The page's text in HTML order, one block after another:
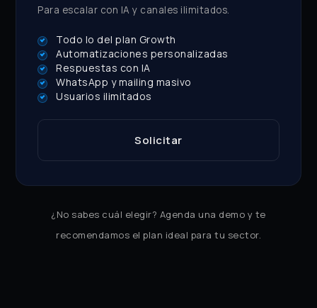
Para escalar con IA y canales ilimitados.
Todo lo del plan Growth
Automatizaciones personalizadas
Respuestas con IA
WhatsApp y mailing masivo
Usuarios ilimitados
Solicitar
¿No sabes cuál elegir? Agenda una demo y te
recomendamos el plan ideal para tu sector.